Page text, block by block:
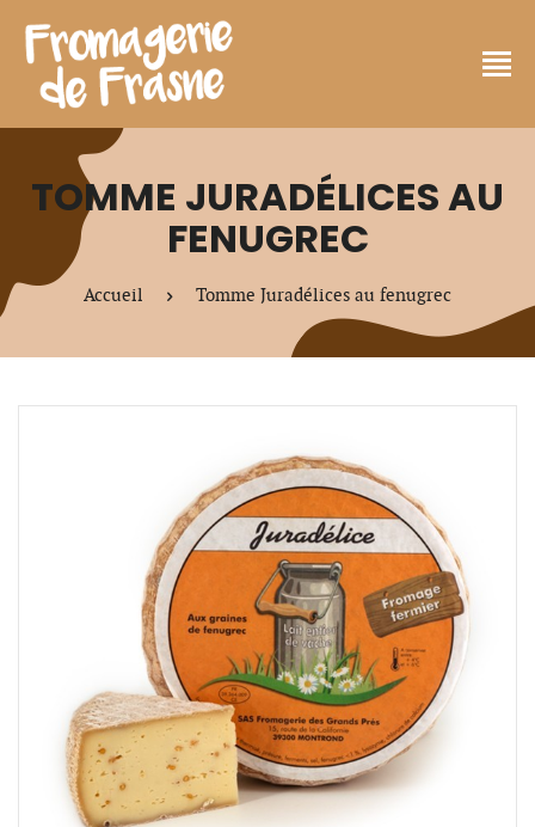
TOMME JURADÉLICES AU
FENUGREC
Accueil Tomme Juradélices au fenugrec